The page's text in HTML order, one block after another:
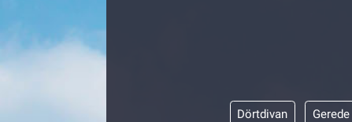
Dörtdivan Gerede